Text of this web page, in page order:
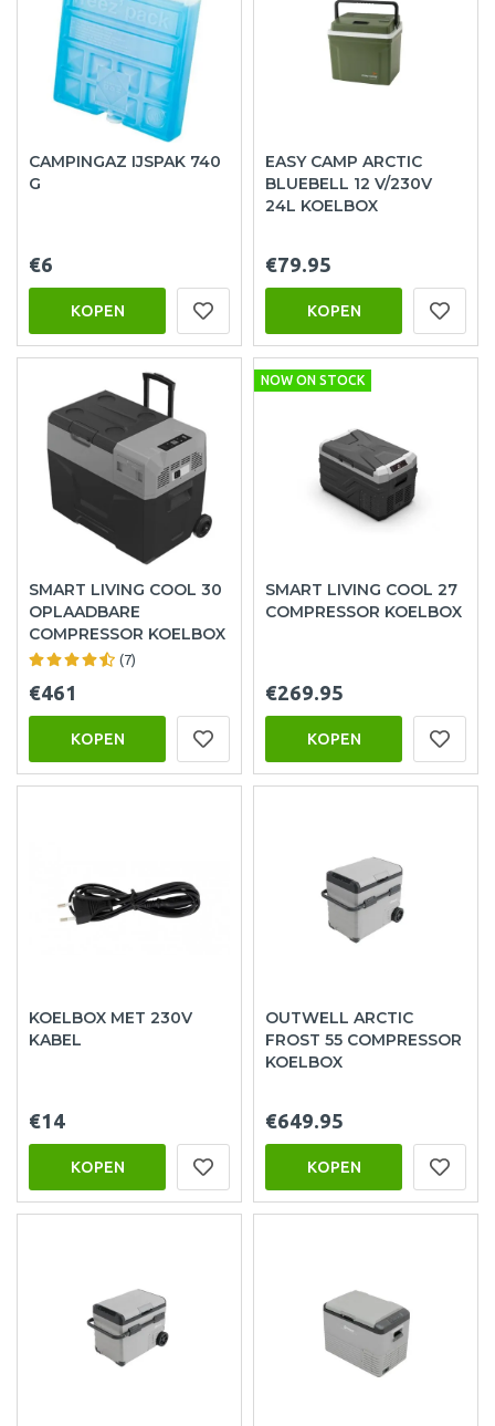
CAMPINGAZ IJSPAK 740
G
€6
KOPEN
EASY CAMP ARCTIC
BLUEBELL 12 V/230V
24L KOELBOX
€79.95
KOPEN
SMART LIVING COOL 30
OPLAADBARE
COMPRESSOR KOELBOX
(7)
€461
KOPEN
NOW ON STOCK
SMART LIVING COOL 27
COMPRESSOR KOELBOX
€269.95
KOPEN
KOELBOX MET 230V
KABEL
€14
KOPEN
OUTWELL ARCTIC
FROST 55 COMPRESSOR
KOELBOX
€649.95
KOPEN